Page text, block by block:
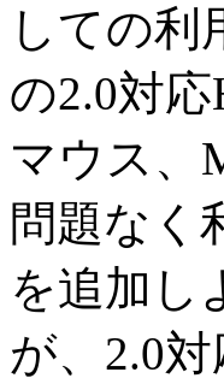
しての利
の2.0対
マウス、
問題なく
を追加し
が、2.0